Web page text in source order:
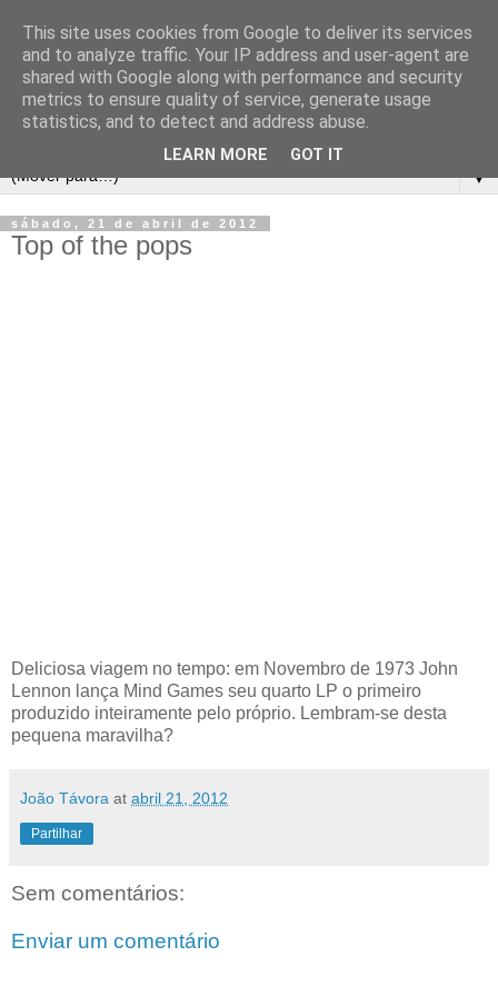
▼
sábado, 21 de abril de 2012
Top of the pops
Deliciosa viagem no tempo: em Novembro de 1973 John
Lennon lança Mind Games seu quarto LP o primeiro
produzido inteiramente pelo próprio. Lembram-se desta
pequena maravilha?
João Távora at abril 21, 2012
Partilhar
Sem comentários:
Enviar um comentário
This site uses cookies from Google to deliver its services
and to analyze traffic. Your IP address and user-agent are
shared with Google along with performance and security
metrics to ensure quality of service, generate usage
statistics, and to detect and address abuse.
LEARN MORE GOT IT